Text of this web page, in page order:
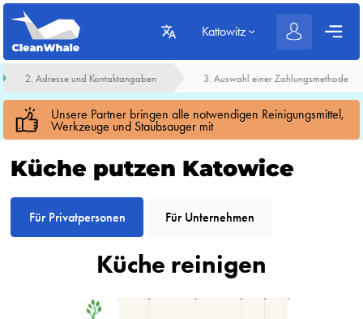
Kattowitz
2. Adresse und Kontaktangaben 3. Auswahl einer Zahlungsmethode
Unsere Partner bringen alle notwendigen Reinigungsmittel,
Werkzeuge und Staubsauger mit
Küche putzen Katowice
Für Privatpersonen Für Unternehmen
Küche reinigen